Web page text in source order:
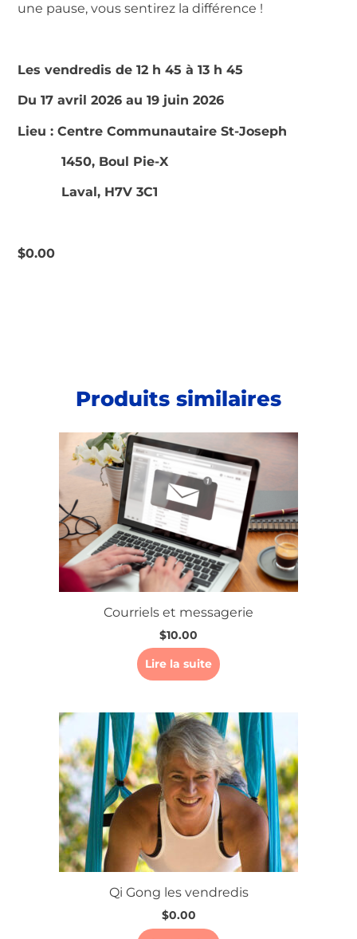
une pause, vous sentirez la différence !
Les vendredis de 12 h 45 à 13 h 45
Du 17 avril 2026 au 19 juin 2026
Lieu : Centre Communautaire St-Joseph
1450, Boul Pie-X
Laval, H7V 3C1
$0.00
Produits similaires
Courriels et messagerie
$10.00
Lire la suite
Qi Gong les vendredis
$0.00